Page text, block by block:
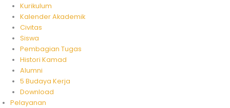
Kurikulum
Kalender Akademik
Civitas
Siswa
Pembagian Tugas
Histori Kamad
Alumni
5 Budaya Kerja
Download
Pelayanan